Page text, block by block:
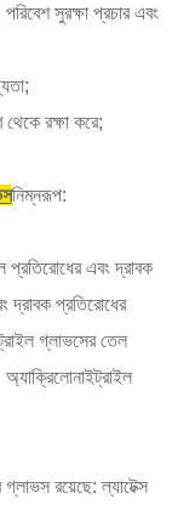
সুরক্ষা প্রচার এবং
রক্ষা করে;
নিম্নরূপ:
প্রতিরোধের এবং দ্রাবক
দ্রাবক প্রতিরোধের
গ্লাভসের তেল
রয়েছে: ল্যাটেক্স